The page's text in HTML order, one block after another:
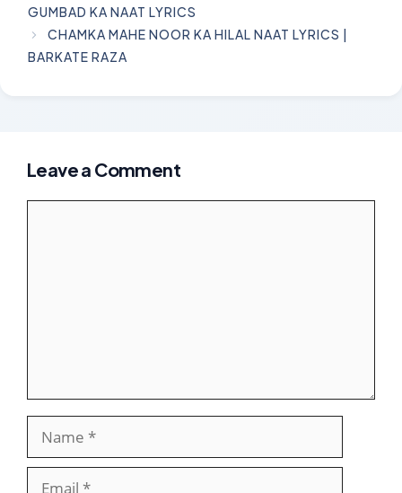
GUMBAD KA NAAT LYRICS
CHAMKA MAHE NOOR KA HILAL NAAT LYRICS |
BARKATE RAZA
Leave a Comment
Name
Email